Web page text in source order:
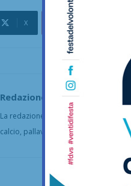
X Pinterest
Redazione
La redazione di SportChianti dà
calcio, pallavolo, basket, pallamano,